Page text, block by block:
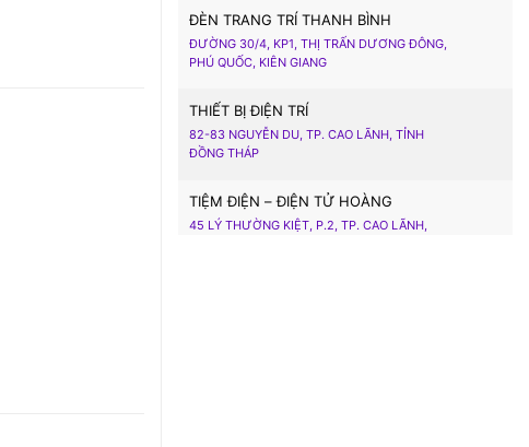
ĐÈN TRANG TRÍ THANH BÌNH
ĐƯỜNG 30/4, KP1, THỊ TRẤN DƯƠNG ĐÔNG,
PHÚ QUỐC, KIÊN GIANG
THIẾT BỊ ĐIỆN TRÍ
82-83 NGUYỄN DU, TP. CAO LÃNH, TỈNH
ĐỒNG THÁP
TIỆM ĐIỆN – ĐIỆN TỬ HOÀNG
45 LÝ THƯỜNG KIỆT, P.2, TP. CAO LÃNH,